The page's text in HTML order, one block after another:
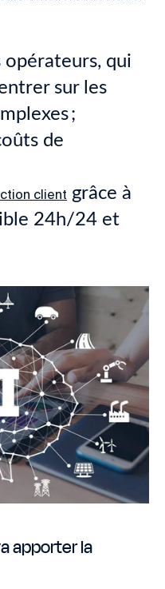
opérateurs, qui
sur les
;
de
client grâce à
24h/24 et
apporter la